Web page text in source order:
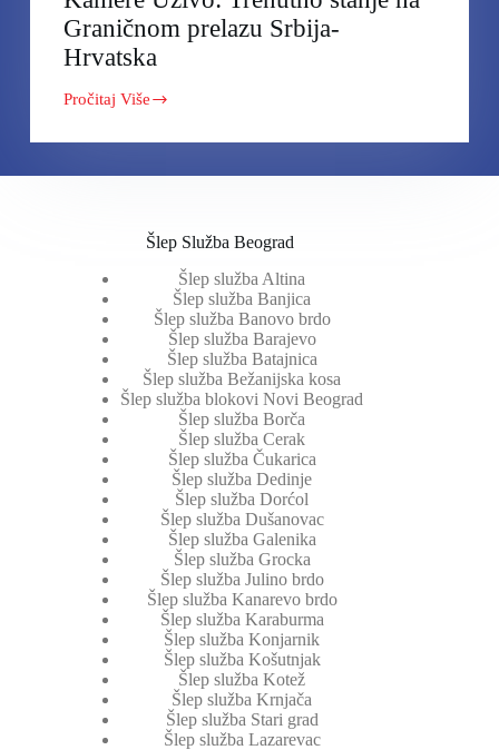
Graničnom prelazu Srbija-
Hrvatska
Pročitaj Više
Kamere
Trenutno
Šlep Služba Beograd
Šlep služba Altina
Šlep služba Banjica
Šlep služba Banovo brdo
Šlep služba Barajevo
Šlep služba Batajnica
Šlep služba Bežanijska kosa
Šlep služba blokovi Novi Beograd
Šlep služba Borča
Šlep služba Cerak
Šlep služba Čukarica
Šlep služba Dedinje
Šlep služba Dorćol
Šlep služba Dušanovac
Šlep služba Galenika
Šlep služba Grocka
Šlep služba Julino brdo
Šlep služba Kanarevo brdo
Šlep služba Karaburma
Šlep služba Konjarnik
Šlep služba Košutnjak
Šlep služba Kotež
Šlep služba Krnjača
Šlep služba Stari grad
Šlep služba Lazarevac